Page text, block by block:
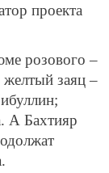
проекта
розового –
желтый заяц –
А Бахтияр